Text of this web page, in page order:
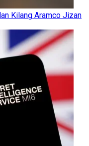
Kilang Aramco Jizan